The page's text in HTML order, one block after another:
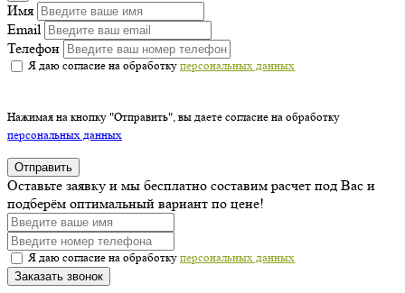
Имя
Email
Телефон
Я даю согласие на обработку персональных данных
Нажимая на кнопку "Отправить", вы даете согласие на обработку
персональных данных
Отправить
Оставьте заявку и мы бесплатно составим расчет под Вас и
подберём оптимальный вариант по цене!
Я даю согласие на обработку персональных данных
Заказать звонок